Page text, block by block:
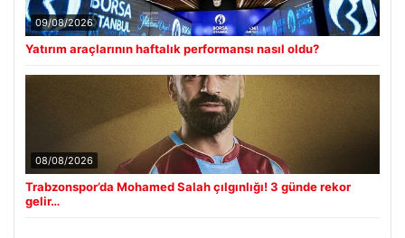
09/08/2026
Yatırım araçlarının haftalık performansı nasıl oldu?
08/08/2026
Trabzonspor’da Mohamed Salah çılgınlığı! 3 günde rekor
gelir…